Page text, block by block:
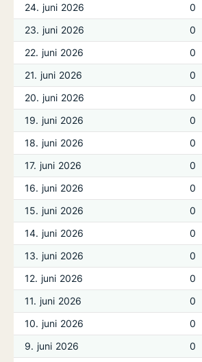
24. juni 2026
0
23. juni 2026
0
22. juni 2026
0
21. juni 2026
0
20. juni 2026
0
19. juni 2026
0
18. juni 2026
0
17. juni 2026
0
16. juni 2026
0
15. juni 2026
0
14. juni 2026
0
13. juni 2026
0
12. juni 2026
0
11. juni 2026
0
10. juni 2026
0
9. juni 2026
0